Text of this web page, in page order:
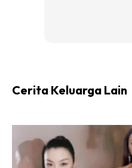
disebabkan terlalu lama
Nasib baik abang-abang di
tolong dengan penuh
masuk universiti, tinggal
Cerita Keluarga Lain